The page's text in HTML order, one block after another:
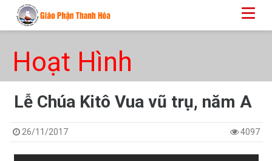
Hoạt Hình
Lễ Chúa Kitô Vua vũ trụ, năm A
26/11/2017 4097